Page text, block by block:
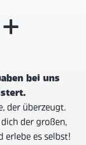
+
bei uns
der überzeugt.
der großen,
erlebe es selbst!